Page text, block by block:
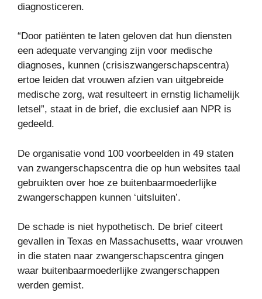
diagnosticeren.
“Door patiënten te laten geloven dat hun diensten
een adequate vervanging zijn voor medische
diagnoses, kunnen (crisiszwangerschapscentra)
ertoe leiden dat vrouwen afzien van uitgebreide
medische zorg, wat resulteert in ernstig lichamelijk
letsel”, staat in de brief, die exclusief aan NPR is
gedeeld.
De organisatie vond 100 voorbeelden in 49 staten
van zwangerschapscentra die op hun websites taal
gebruikten over hoe ze buitenbaarmoederlijke
zwangerschappen kunnen ‘uitsluiten’.
De schade is niet hypothetisch. De brief citeert
gevallen in Texas en Massachusetts, waar vrouwen
in die staten naar zwangerschapscentra gingen
waar buitenbaarmoederlijke zwangerschappen
werden gemist.